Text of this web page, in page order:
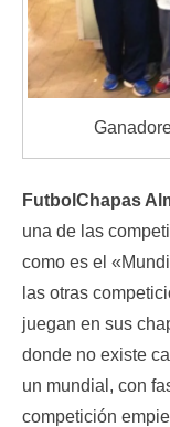
FutbolChapas
una de las
como es el
las otras
juegan en sus
donde no existe
un mundial, con
competición